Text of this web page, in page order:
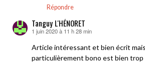
Répondre
Tanguy L'HÉNORET
dit :
1 juin 2020 à 11 h 28 min
Article intéressant et bien écrit
particulièrement bono est bien